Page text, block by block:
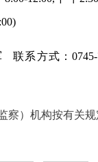
联系方式：
察）机构按有关规